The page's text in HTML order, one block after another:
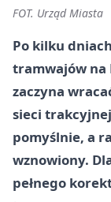
FOT. Urząd Miasta
Po kilku
tramwajów na
zaczyna
sieci
pomyślnie, a
wznowiony.
pełnego